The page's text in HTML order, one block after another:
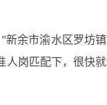
新余市渝水区罗坊镇
人岗匹配下，很快就